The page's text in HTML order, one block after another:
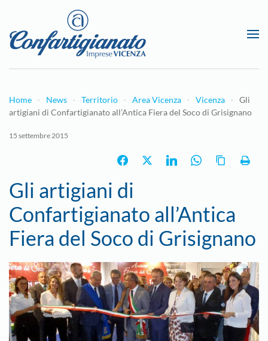
Passa al contenuto principale
Home News Territorio Area Vicenza Vicenza
Gli
artigiani di Confartigianato all’Antica Fiera del Soco di Grisignano
15 settembre 2015
Gli artigiani di
Confartigianato all’Antica
Fiera del Soco di Grisignano